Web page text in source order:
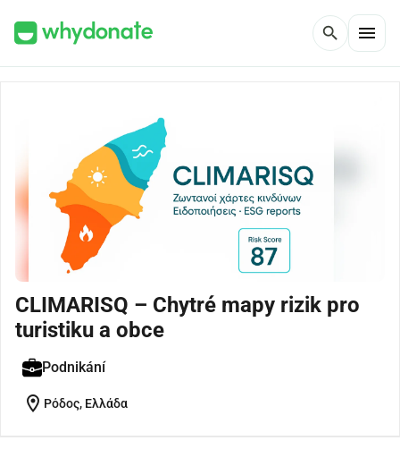
search menu
CLIMARISQ – Chytré mapy rizik pro
turistiku a obce
Podnikání
location_on Ρόδος, Ελλάδα